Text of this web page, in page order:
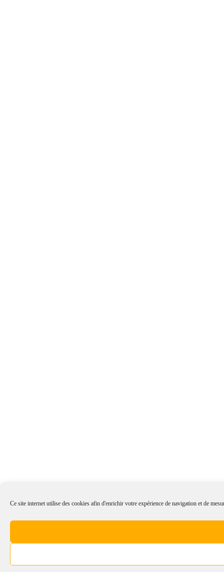
Ce site internet utilise des cookies afin d'enrichir votre expérience de navigation et de